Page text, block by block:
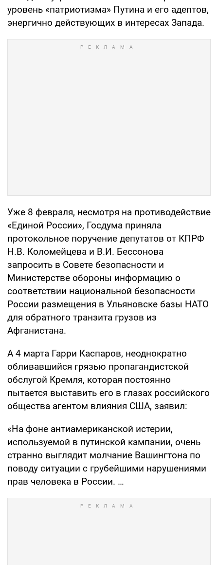
уровень «патриотизма» Путина и его адептов,
энергично действующих в интересах Запада.
Уже 8 февраля, несмотря на противодействие
«Единой России», Госдума приняла
протокольное поручение депутатов от КПРФ
Н.В. Коломейцева и В.И. Бессонова
запросить в Совете безопасности и
Министерстве обороны информацию о
соответствии национальной безопасности
России размещения в Ульяновске базы НАТО
для обратного транзита грузов из
Афганистана.
А 4 марта Гарри Каспаров, неоднократно
обливавшийся грязью пропагандистской
обслугой Кремля, которая постоянно
пытается выставить его в глазах российского
общества агентом влияния США, заявил:
«На фоне антиамериканской истерии,
используемой в путинской кампании, очень
странно выглядит молчание Вашингтона по
поводу ситуации с грубейшими нарушениями
прав человека в России. …